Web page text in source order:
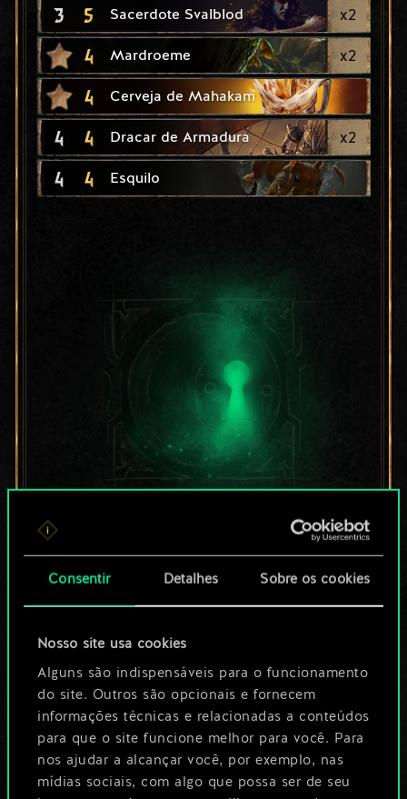
Consentir Detalhes Sobre os cookies
Nosso site usa cookies
Alguns são indispensáveis para o funcionamento
do site. Outros são opcionais e fornecem
informações técnicas e relacionadas a conteúdos
para que o site funcione melhor para você. Para
nos ajudar a alcançar você, por exemplo, nas
mídias sociais, com algo que possa ser de seu
3 5 Sacerdote Svalblod x2
4 Mardroeme x2
4 Cerveja de Mahakam
4 4 Dracar de Armadura x2
4 4 Esquilo
Por enquanto, isto é
apenas um conjunto
de cartas
compartilhado.
No entanto, dá para
ser muito mais!